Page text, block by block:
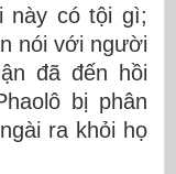
này có tội gì;
nói với người
đã đến hồi
bị phân
ra khỏi họ